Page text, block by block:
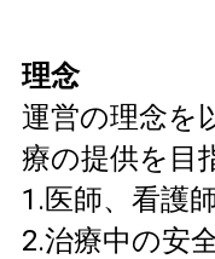
理念
運営の理念を
療の提供を目
1.医師、看護
2.治療中の安